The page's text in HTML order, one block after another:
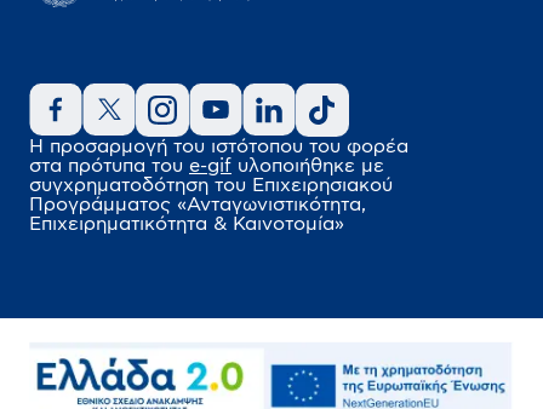
Η προσαρμογή του ιστότοπου του φορέα
στα πρότυπα του e-gif υλοποιήθηκε με
συγχρηματοδότηση του Επιχειρησιακού
Προγράμματος «Ανταγωνιστικότητα,
Επιχειρηματικότητα & Καινοτομία»